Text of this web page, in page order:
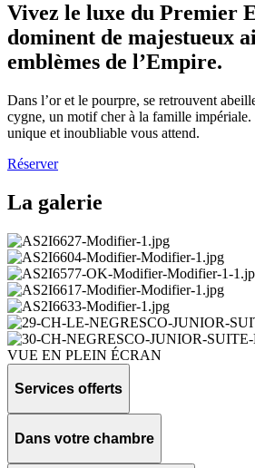
Vivez le luxe du Premier
dominent de majestueux
emblèmes de l’Empire.
Dans l’or et le pourpre, se retrouvent
cygne, un motif cher à la famille
unique et inoubliable vous attend.
Réserver
La galerie
VUE EN PLEIN ÉCRAN
Services offerts
Dans votre chambre